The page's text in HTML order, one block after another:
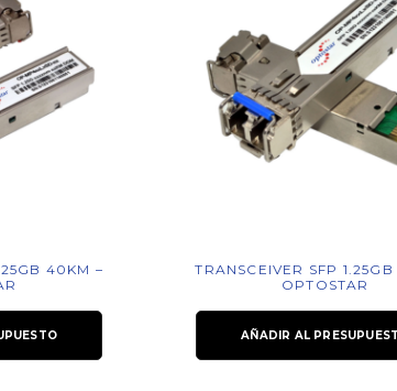
40KM –
TRANSCEIVER SFP
OPTOSTAR
AÑADIR AL